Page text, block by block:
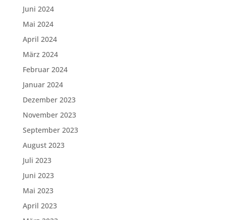
Juni 2024
Mai 2024
April 2024
März 2024
Februar 2024
Januar 2024
Dezember 2023
November 2023
September 2023
August 2023
Juli 2023
Juni 2023
Mai 2023
April 2023